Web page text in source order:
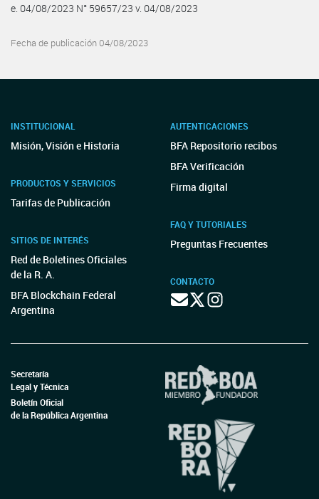
e. 04/08/2023 N° 59657/23 v. 04/08/2023
Fecha de publicación 04/08/2023
INSTITUCIONAL
Misión, Visión e Historia
PRODUCTOS Y SERVICIOS
Tarifas de Publicación
SITIOS DE INTERÉS
Red de Boletines Oficiales
de la R. A.
BFA Blockchain Federal
Argentina
AUTENTICACIONES
BFA Repositorio recibos
BFA Verificación
Firma digital
FAQ Y TUTORIALES
Preguntas Frecuentes
CONTACTO
Secretaría
Legal y Técnica
Boletín Oficial
de la República Argentina